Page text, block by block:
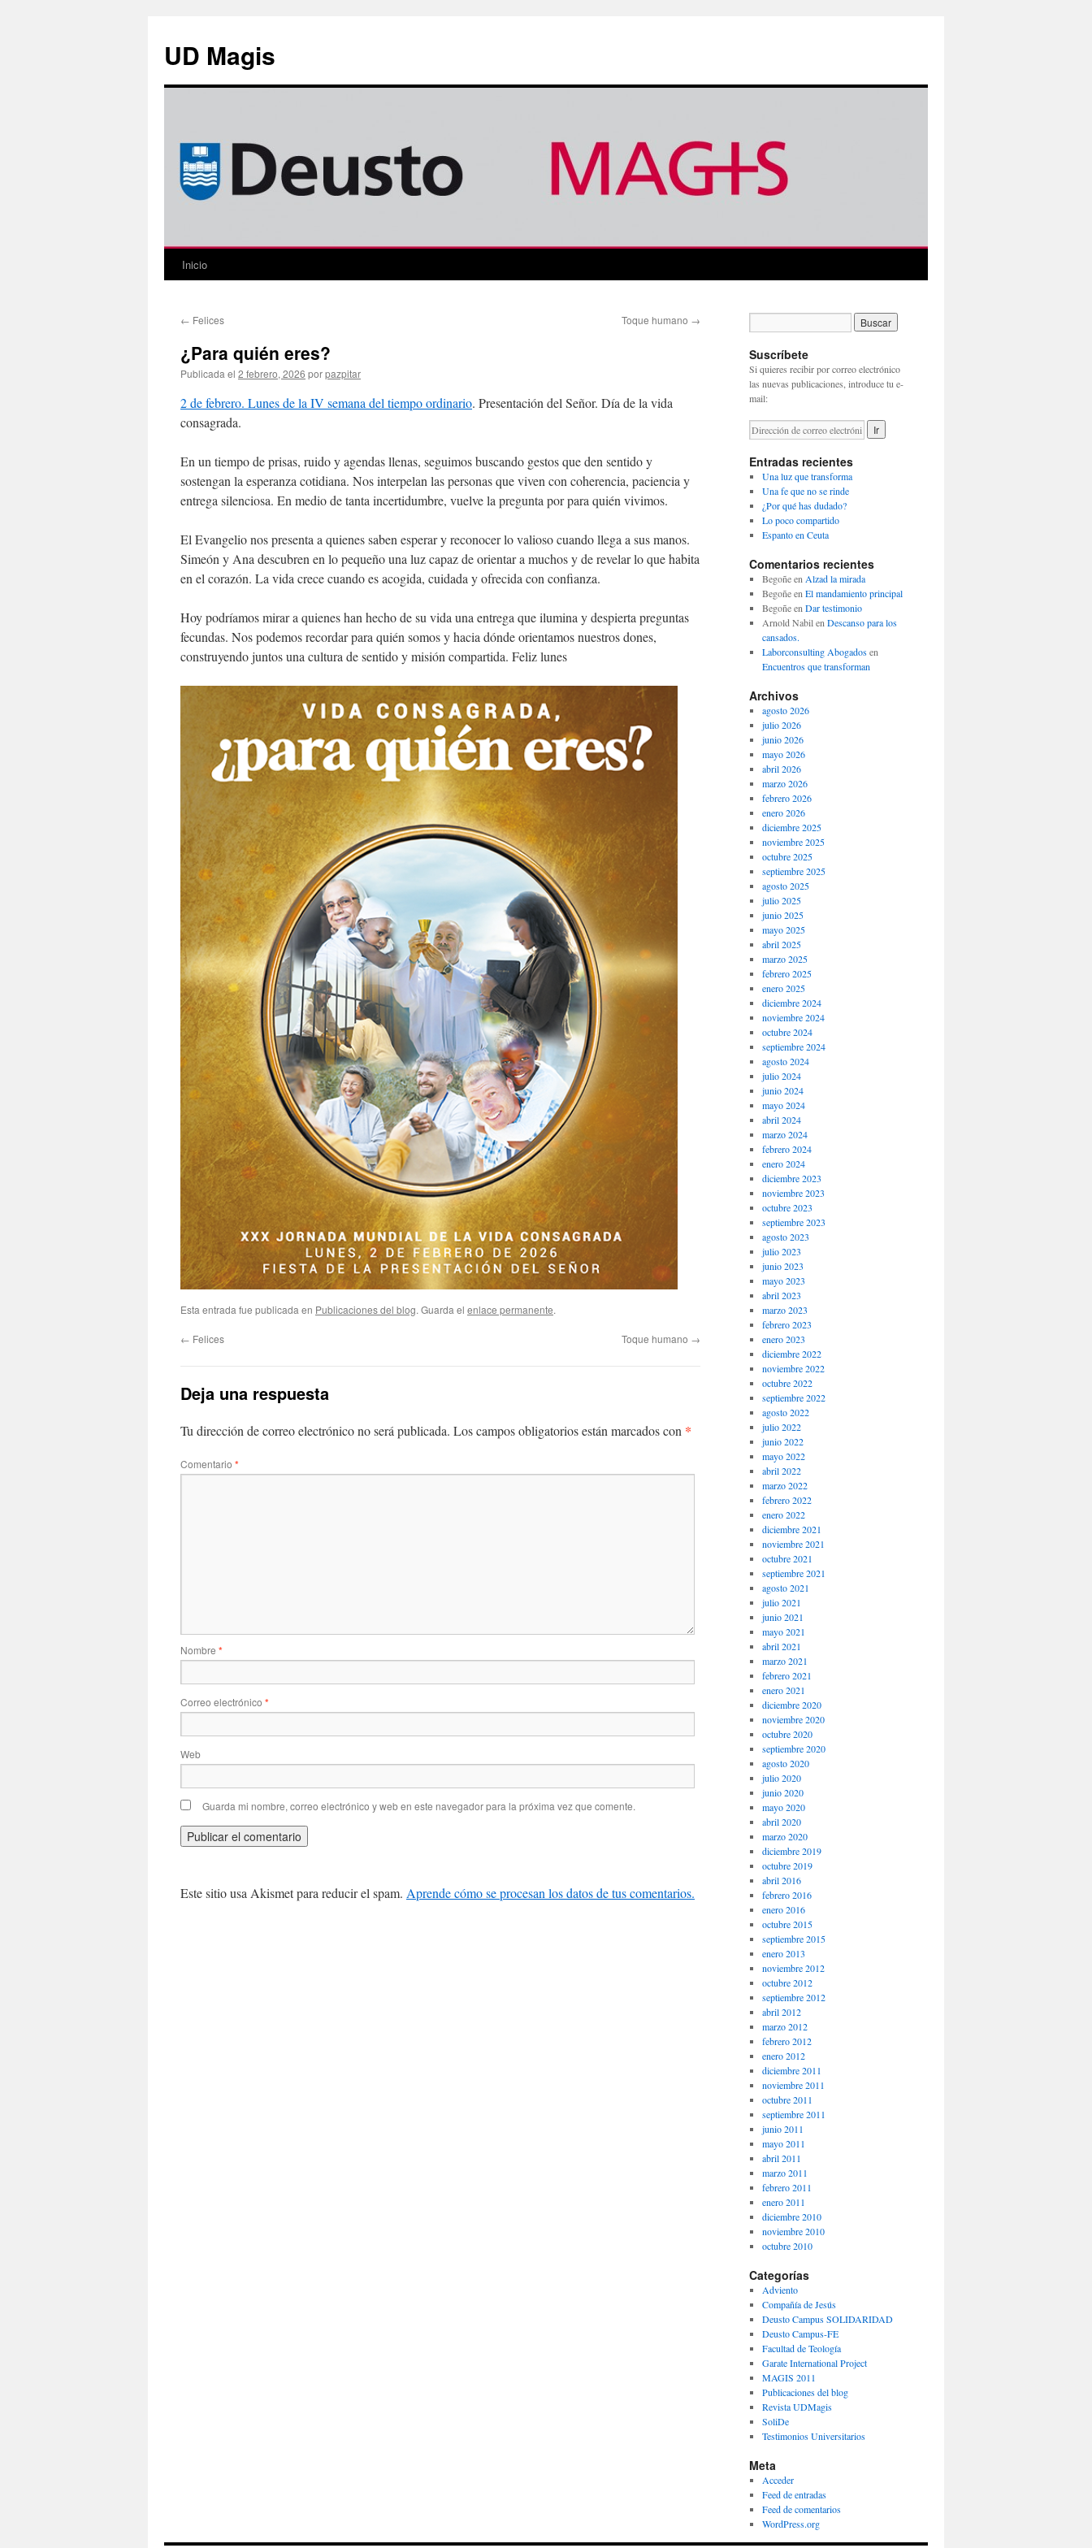
contenido
UD Magis
Inicio
← Felices Toque humano →
¿Para quién eres?
Publicada el 2 febrero, 2026 porpazpitar
2 de febrero. Lunes de la IV semana del tiempo ordinario. Presentación del Señor. Día de la vida
consagrada.
En un tiempo de prisas, ruido y agendas llenas, seguimos buscando gestos que den sentido y
sostengan la esperanza cotidiana. Nos interpelan las personas que viven con coherencia, paciencia y
entrega silenciosa. En medio de tanta incertidumbre, vuelve la pregunta por para quién vivimos.
El Evangelio nos presenta a quienes saben esperar y reconocer lo valioso cuando llega a sus manos.
Simeón y Ana descubren en lo pequeño una luz capaz de orientar a muchos y de revelar lo que habita
en el corazón. La vida crece cuando es acogida, cuidada y ofrecida con confianza.
Hoy podríamos mirar a quienes han hecho de su vida una entrega que ilumina y despierta preguntas
fecundas. Nos podemos recordar para quién somos y hacia dónde orientamos nuestros dones,
construyendo juntos una cultura de sentido y misión compartida. Feliz lunes
Esta entrada fue publicada en Publicaciones del blog. Guarda el enlace permanente.
← Felices Toque humano →
Deja una respuesta
Tu dirección de correo electrónico no será publicada. Los campos obligatorios están marcados con *
Comentario *
Nombre *
Correo electrónico *
Web
Guarda mi nombre, correo electrónico y web en este navegador para la próxima vez que comente.
Este sitio usa Akismet para reducir el spam. Aprende cómo se procesan los datos de tus comentarios.
Suscríbete
Si quieres recibir por correo electrónico
las nuevas publicaciones, introduce tu e-
mail:
Entradas recientes
Una luz que transforma
Una fe que no se rinde
¿Por qué has dudado?
Lo poco compartido
Espanto en Ceuta
Comentarios recientes
Begoñeen Alzad la mirada
Begoñeen El mandamiento principal
Begoñeen Dar testimonio
Arnold Nabilen Descanso para los
cansados.
Laborconsulting Abogadosen
Encuentros que transforman
Archivos
agosto 2026
julio 2026
junio 2026
mayo 2026
abril 2026
marzo 2026
febrero 2026
enero 2026
diciembre 2025
noviembre 2025
octubre 2025
septiembre 2025
agosto 2025
julio 2025
junio 2025
mayo 2025
abril 2025
marzo 2025
febrero 2025
enero 2025
diciembre 2024
noviembre 2024
octubre 2024
septiembre 2024
agosto 2024
julio 2024
junio 2024
mayo 2024
abril 2024
marzo 2024
febrero 2024
enero 2024
diciembre 2023
noviembre 2023
octubre 2023
septiembre 2023
agosto 2023
julio 2023
junio 2023
mayo 2023
abril 2023
marzo 2023
febrero 2023
enero 2023
diciembre 2022
noviembre 2022
octubre 2022
septiembre 2022
agosto 2022
julio 2022
junio 2022
mayo 2022
abril 2022
marzo 2022
febrero 2022
enero 2022
diciembre 2021
noviembre 2021
octubre 2021
septiembre 2021
agosto 2021
julio 2021
junio 2021
mayo 2021
abril 2021
marzo 2021
febrero 2021
enero 2021
diciembre 2020
noviembre 2020
octubre 2020
septiembre 2020
agosto 2020
julio 2020
junio 2020
mayo 2020
abril 2020
marzo 2020
diciembre 2019
octubre 2019
abril 2016
febrero 2016
enero 2016
octubre 2015
septiembre 2015
enero 2013
noviembre 2012
octubre 2012
septiembre 2012
abril 2012
marzo 2012
febrero 2012
enero 2012
diciembre 2011
noviembre 2011
octubre 2011
septiembre 2011
junio 2011
mayo 2011
abril 2011
marzo 2011
febrero 2011
enero 2011
diciembre 2010
noviembre 2010
octubre 2010
Categorías
Adviento
Compañía de Jesús
Deusto Campus SOLIDARIDAD
Deusto Campus-FE
Facultad de Teología
Garate International Project
MAGIS 2011
Publicaciones del blog
Revista UDMagis
SoliDe
Testimonios Universitarios
Meta
Acceder
Feed de entradas
Feed de comentarios
WordPress.org